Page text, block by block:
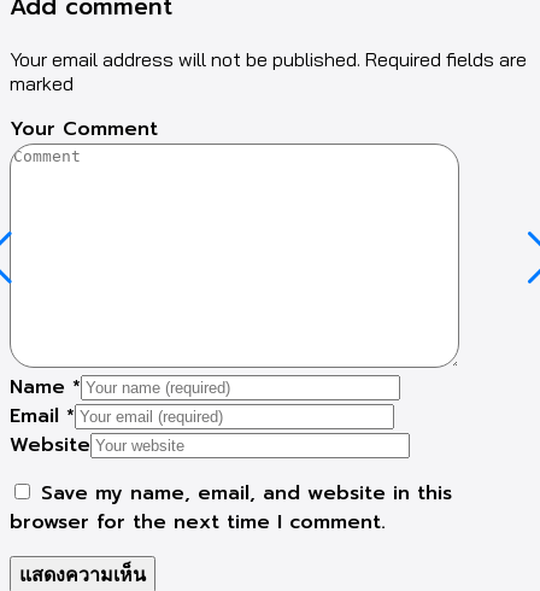
Add comment
Your email address will not be published. Required fields are
marked
Your Comment
Name *
Email *
Website
Save my name, email, and website in this
browser for the next time I comment.